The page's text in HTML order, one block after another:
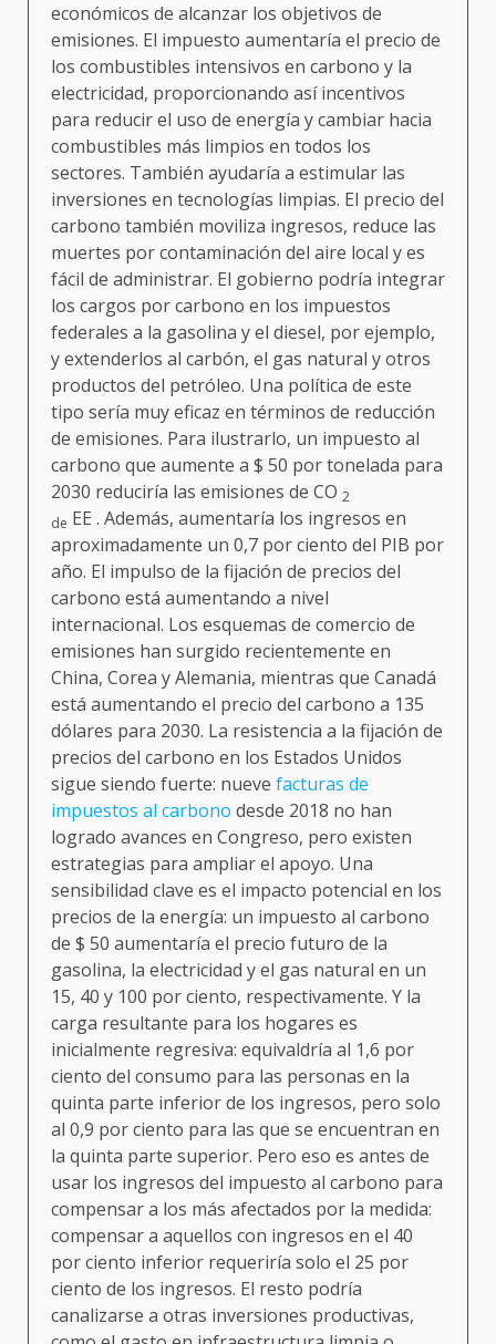
económicos de alcanzar los objetivos de
emisiones. El impuesto aumentaría el precio de
los combustibles intensivos en carbono y la
electricidad, proporcionando así incentivos
para reducir el uso de energía y cambiar hacia
combustibles más limpios en todos los
sectores. También ayudaría a estimular las
inversiones en tecnologías limpias. El precio del
carbono también moviliza ingresos, reduce las
muertes por contaminación del aire local y es
fácil de administrar. El gobierno podría integrar
los cargos por carbono en los impuestos
federales a la gasolina y el diesel, por ejemplo,
y extenderlos al carbón, el gas natural y otros
productos del petróleo. Una política de este
tipo sería muy eficaz en términos de reducción
de emisiones. Para ilustrarlo, un impuesto al
carbono que aumente a $ 50 por tonelada para
2030 reduciría las emisiones de CO 2
de EE . Además, aumentaría los ingresos en
aproximadamente un 0,7 por ciento del PIB por
año. El impulso de la fijación de precios del
carbono está aumentando a nivel
internacional. Los esquemas de comercio de
emisiones han surgido recientemente en
China, Corea y Alemania, mientras que Canadá
está aumentando el precio del carbono a 135
dólares para 2030. La resistencia a la fijación de
precios del carbono en los Estados Unidos
sigue siendo fuerte: nueve facturas de
impuestos al carbono desde 2018 no han
logrado avances en Congreso, pero existen
estrategias para ampliar el apoyo. Una
sensibilidad clave es el impacto potencial en los
precios de la energía: un impuesto al carbono
de $ 50 aumentaría el precio futuro de la
gasolina, la electricidad y el gas natural en un
15, 40 y 100 por ciento, respectivamente. Y la
carga resultante para los hogares es
inicialmente regresiva: equivaldría al 1,6 por
ciento del consumo para las personas en la
quinta parte inferior de los ingresos, pero solo
al 0,9 por ciento para las que se encuentran en
la quinta parte superior. Pero eso es antes de
usar los ingresos del impuesto al carbono para
compensar a los más afectados por la medida:
compensar a aquellos con ingresos en el 40
por ciento inferior requeriría solo el 25 por
ciento de los ingresos. El resto podría
canalizarse a otras inversiones productivas,